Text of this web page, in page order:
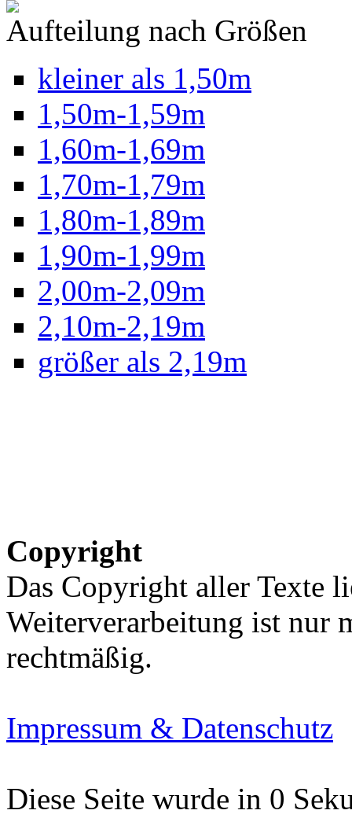
Aufteilung nach Größen
kleiner als 1,50m
1,50m-1,59m
1,60m-1,69m
1,70m-1,79m
1,80m-1,89m
1,90m-1,99m
2,00m-2,09m
2,10m-2,19m
größer als 2,19m
Copyright
Das Copyright aller Texte
Weiterverarbeitung ist nur
rechtmäßig.
Impressum & Datenschutz
Diese Seite wurde in 0